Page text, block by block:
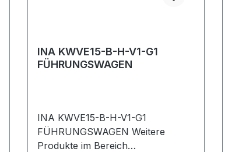
INA KWVE15-B-H-V1-G1
FÜHRUNGSWAGEN
INA KWVE15-B-H-V1-G1
FÜHRUNGSWAGEN Weitere
Produkte im Bereich